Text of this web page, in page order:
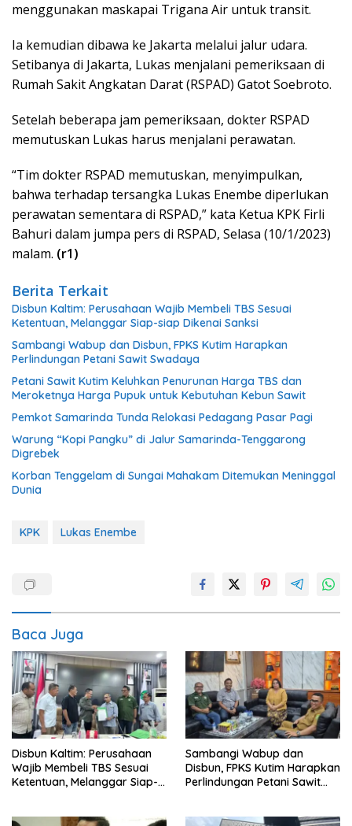
menggunakan maskapai Trigana Air untuk transit.
Ia kemudian dibawa ke Jakarta melalui jalur udara.
Setibanya di Jakarta, Lukas menjalani pemeriksaan di
Rumah Sakit Angkatan Darat (RSPAD) Gatot Soebroto.
Setelah beberapa jam pemeriksaan, dokter RSPAD
memutuskan Lukas harus menjalani perawatan.
“Tim dokter RSPAD memutuskan, menyimpulkan,
bahwa terhadap tersangka Lukas Enembe diperlukan
perawatan sementara di RSPAD,” kata Ketua KPK Firli
Bahuri dalam jumpa pers di RSPAD, Selasa (10/1/2023)
malam. (r1)
Berita Terkait
Disbun Kaltim: Perusahaan Wajib Membeli TBS Sesuai
Ketentuan, Melanggar Siap-siap Dikenai Sanksi
Sambangi Wabup dan Disbun, FPKS Kutim Harapkan
Perlindungan Petani Sawit Swadaya
Petani Sawit Kutim Keluhkan Penurunan Harga TBS dan
Meroketnya Harga Pupuk untuk Kebutuhan Kebun Sawit
Pemkot Samarinda Tunda Relokasi Pedagang Pasar Pagi
Warung “Kopi Pangku” di Jalur Samarinda-Tenggarong
Digrebek
Korban Tenggelam di Sungai Mahakam Ditemukan Meninggal
Dunia
KPK Lukas Enembe
Baca Juga
Disbun Kaltim: Perusahaan
Wajib Membeli TBS Sesuai
Ketentuan, Melanggar Siap-
Sambangi Wabup dan
Disbun, FPKS Kutim Harapkan
Perlindungan Petani Sawit